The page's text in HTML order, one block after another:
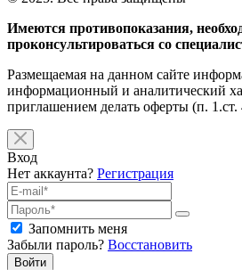
Имеются противопоказания,
проконсультироваться со
Размещаемая на данном сайте
информационный и аналитический
приглашением делать оферты (п.
Вход
Нет аккаунта? Регистрация
Запомнить меня
Забыли пароль? Восстановить
Войти